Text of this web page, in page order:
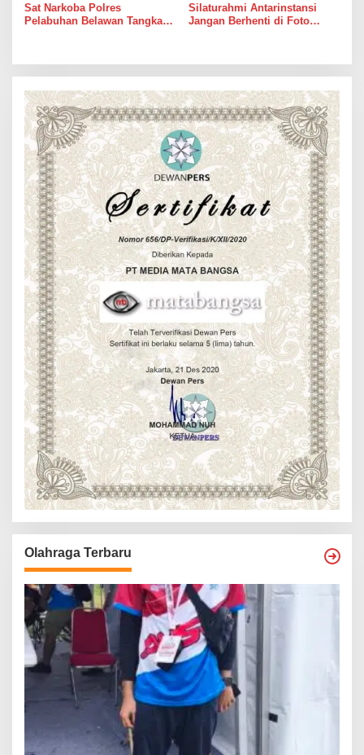
Sat Narkoba Polres
Pelabuhan Belawan Tangkap
Silaturahmi Antarinstansi
Jangan Berhenti di Foto
Olahraga Terbaru